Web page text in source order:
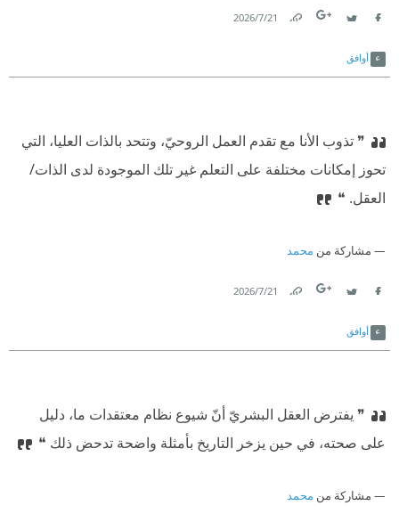
21‏/7‏/2026
أوافق
❞ تذوب الأنا مع تقدم العمل الروحيّ، وتتحد بالذات العليا، التي
تحوز إمكانات مختلفة على التعلم غير تلك الموجودة لدى الذات/
العقل. ❝
مشاركة من محمد
21‏/7‏/2026
أوافق
❞ يفترض العقل البشريّ أنّ شيوع نظام معتقدات ما، دليل
على صحته، في حين يزخر التاريخ بأمثلة واضحة تدحض ذلك ❝
مشاركة من محمد